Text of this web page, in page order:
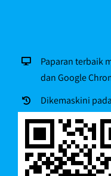
Paparan terbaik
dan Google
Dikemaskini